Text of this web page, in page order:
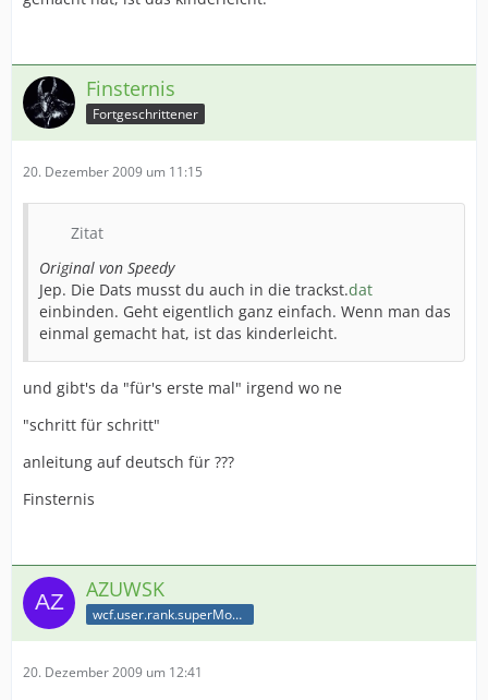
Finsternis
Fortgeschrittener
20. Dezember 2009 um 11:15
Zitat
Original von Speedy
Jep. Die Dats musst du auch in die trackst.dat
einbinden. Geht eigentlich ganz einfach. Wenn man das
einmal gemacht hat, ist das kinderleicht.
und gibt's da "für's erste mal" irgend wo ne
"schritt für schritt"
anleitung auf deutsch für ???
Finsternis
AZUWSK
wcf.user.rank.superModerator
20. Dezember 2009 um 12:41